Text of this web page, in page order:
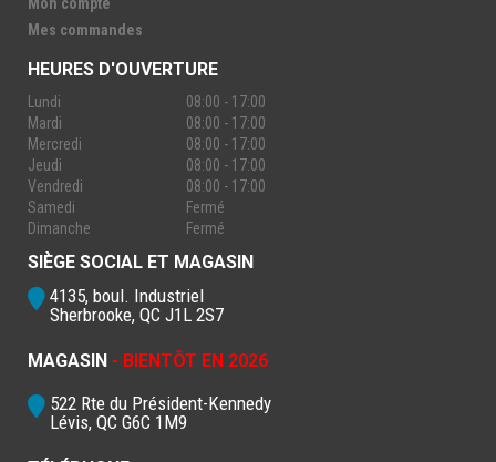
Mes commandes
HEURES D'OUVERTURE
Lundi
08:00 - 17:00
Mardi
08:00 - 17:00
Mercredi
08:00 - 17:00
Jeudi
08:00 - 17:00
Vendredi
08:00 - 17:00
Samedi
Fermé
Dimanche
Fermé
SIÈGE SOCIAL ET MAGASIN
4135, boul. Industriel
Sherbrooke, QC J1L 2S7
MAGASIN - BIENTÔT EN 2026
522 Rte du Président-Kennedy
Lévis, QC G6C 1M9